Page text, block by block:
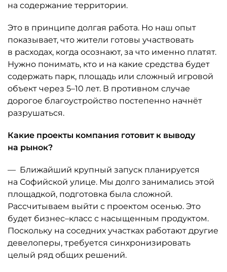
на содержание территории.
Это в принципе долгая работа. Но наш опыт
показывает, что жители готовы участвовать
в расходах, когда осознают, за что именно платят.
Нужно понимать, кто и на какие средства будет
содержать парк, площадь или сложный игровой
объект через 5–10 лет. В противном случае
дорогое благоустройство постепенно начнёт
разрушаться.
Какие проекты компания готовит к выводу
на рынок?
— Ближайший крупный запуск планируется
на Софийской улице. Мы долго занимались этой
площадкой, подготовка была сложной.
Рассчитываем выйти с проектом осенью. Это
будет бизнес–класс с насыщенным продуктом.
Поскольку на соседних участках работают другие
девелоперы, требуется синхронизировать
целый ряд общих решений.